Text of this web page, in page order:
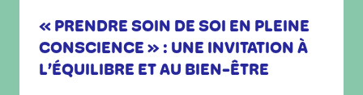
« PRENDRE SOIN DE SOI EN PLEINE
CONSCIENCE » : UNE INVITATION À
L’ÉQUILIBRE ET AU BIEN-ÊTRE